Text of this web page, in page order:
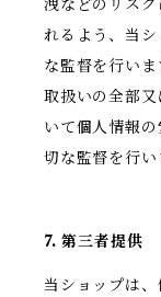
洩などのリス
れるよう、当
な監督を行い
取扱いの全部
いて個人情報
切な監督を行い
7. 第三者提供
当ショップは